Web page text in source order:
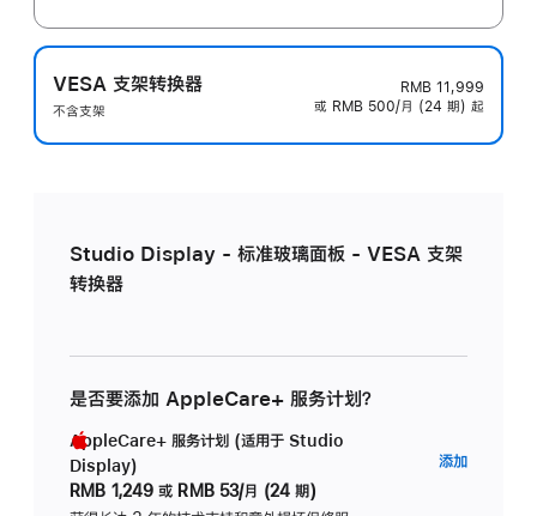
VESA 支架转换器
不含支架
RMB 11,999
或 RMB 500/月 (24 期) 起
Studio Display - 标准玻璃面板 - VESA 支架
转换器
是否要添加 AppleCare+ 服务计划？
AppleCare+ 服务计划 (适用于 Studio
Display)
RMB 1,249 或 RMB 53/月 (24 期)
添加